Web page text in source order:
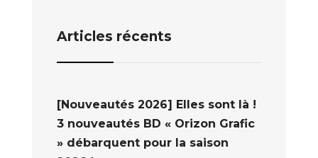
Articles récents
[Nouveautés 2026] Elles sont là !
3 nouveautés BD « Orizon Grafic
» débarquent pour la saison